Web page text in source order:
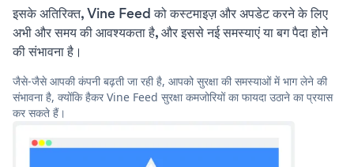
इसके अतिरिक्त, Vine Feed को कस्टमाइज़ और अपडेट करने के लिए
अभी और समय की आवश्यकता है, और इससे नई समस्याएं या बग पैदा होने
की संभावना है।
जैसे-जैसे आपकी कंपनी बढ़ती जा रही है, आपको सुरक्षा की समस्याओं में भाग लेने की
संभावना है, क्योंकि हैकर Vine Feed सुरक्षा कमजोरियों का फायदा उठाने का प्रयास
कर सकते हैं।